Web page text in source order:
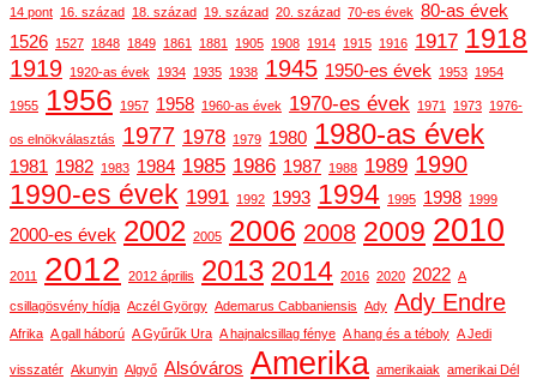
14 pont 16. század 18. század 19. század 20. század 70-es évek 80-as évek
1526 1527 1848 1849 1861 1881 1905 1908 1914 1915 1916 1917 1918
1919 1920-as évek 1934 1935 1938 1945 1950-es évek 1953 1954
1955 1956 1957 1958 1960-as évek 1970-es évek 1971 1973 1976-
os elnökválasztás 1977 1978 1979 1980 1980-as évek
1981 1982 1983 1984 1985 1986 1987 1988 1989 1990
1990-es évek 1991 1992 1993 1994 1995 1998 1999
2000-es évek 2002 2005 2006 2008 2009 2010
2011 2012 2012 április 2013 2014 2016 2020 2022 A
csillagösvény hídja Aczél György Ademarus Cabbaniensis Ady Ady Endre
Afrika A gall háború A Gyűrűk Ura A hajnalcsillag fénye A hang és a téboly A Jedi
visszatér Akunyin Algyő Alsóváros Amerika amerikaiak amerikai Dél